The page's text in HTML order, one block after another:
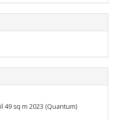
49 sq m 2023 (Quantum)